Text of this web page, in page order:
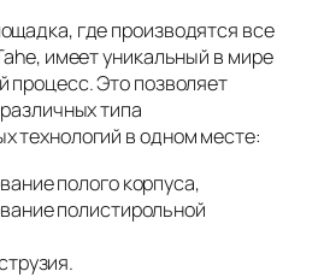
где производятся все
имеет уникальный в мире
процесс. Это позволяет
типа
технологий в одном месте:
полого корпуса,
полистирольной